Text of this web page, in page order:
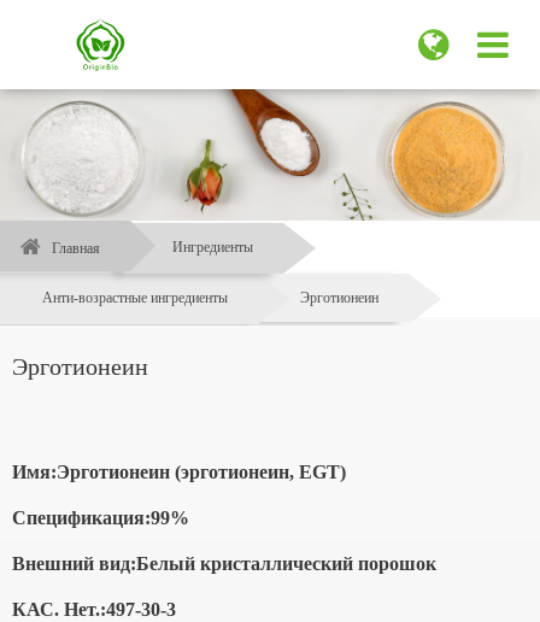
Главная Ингредиенты
Анти-возрастные ингредиенты Эрготионеин
Эрготионеин
Имя:Эрготионеин (эрготионеин, EGT)
Спецификация:99%
Внешний вид:Белый кристаллический порошок
КАС. Нет.:497-30-3